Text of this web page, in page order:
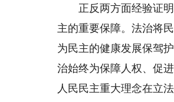
正反两方面经验证明
主的重要保障。法治将
为民主的健康发展保驾
治始终为保障人权、促
人民民主重大理念在立